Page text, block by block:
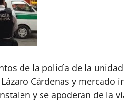
de la policía de la
Cárdenas y mercado
y se apoderan de la